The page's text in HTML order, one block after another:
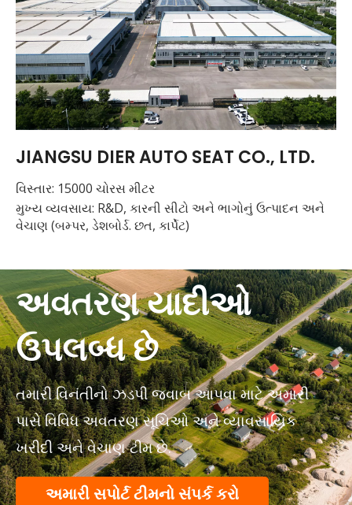
JIANGSU DIER AUTO SEAT CO., LTD.
વિસ્તાર: 15000 ચોરસ મીટર
મુખ્ય વ્યવસાય: R&D, કારની સીટો અને ભાગોનું ઉત્પાદન અને
વેચાણ (બમ્પર, ડેશબોર્ડ. છત, કાર્પેટ)
અવતરણ યાદીઓ
ઉપલબ્ધ છે
તમારી વિનંતીનો ઝડપી જવાબ આપવા માટે અમારી
પાસે વિવિધ અવતરણ સૂચિઓ અને વ્યાવસાયિક
ખરીદી અને વેચાણ ટીમ છે.
અમારી સપોર્ટ ટીમનો સંપર્ક કરો